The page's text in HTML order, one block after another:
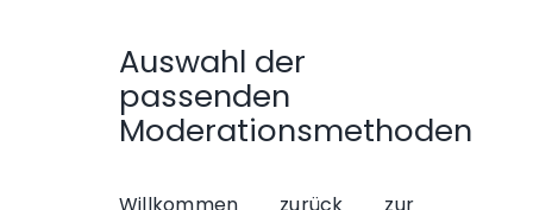
Auswahl der
passenden
Moderationsmethoden